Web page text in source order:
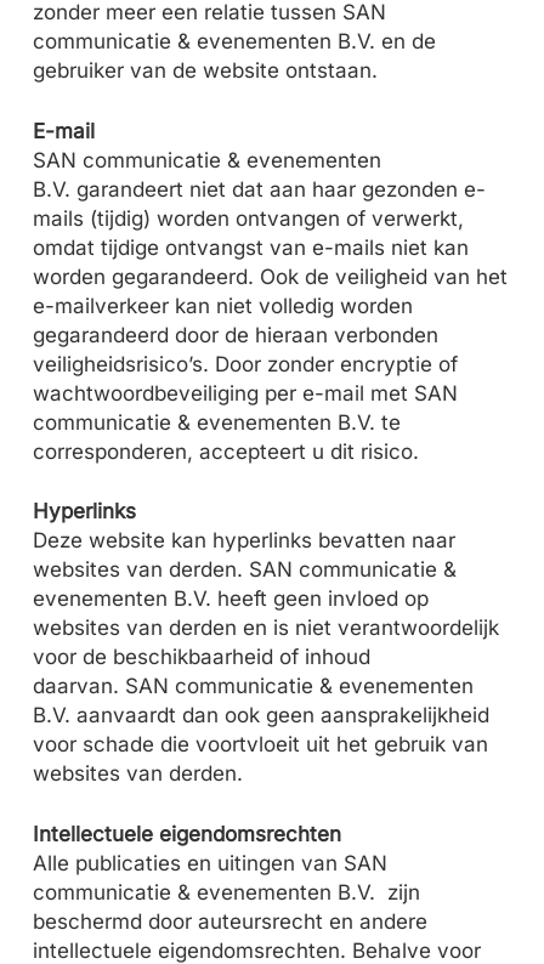
zonder meer een relatie tussen SAN
communicatie & evenementen B.V. en de
gebruiker van de website ontstaan.
E-mail
SAN communicatie & evenementen
B.V. garandeert niet dat aan haar gezonden e-
mails (tijdig) worden ontvangen of verwerkt,
omdat tijdige ontvangst van e-mails niet kan
worden gegarandeerd. Ook de veiligheid van het
e-mailverkeer kan niet volledig worden
gegarandeerd door de hieraan verbonden
veiligheidsrisico’s. Door zonder encryptie of
wachtwoordbeveiliging per e-mail met SAN
communicatie & evenementen B.V. te
corresponderen, accepteert u dit risico.
Hyperlinks
Deze website kan hyperlinks bevatten naar
websites van derden. SAN communicatie &
evenementen B.V. heeft geen invloed op
websites van derden en is niet verantwoordelijk
voor de beschikbaarheid of inhoud
daarvan. SAN communicatie & evenementen
B.V. aanvaardt dan ook geen aansprakelijkheid
voor schade die voortvloeit uit het gebruik van
websites van derden.
Intellectuele eigendomsrechten
Alle publicaties en uitingen van SAN
communicatie & evenementen B.V. zijn
beschermd door auteursrecht en andere
intellectuele eigendomsrechten. Behalve voor